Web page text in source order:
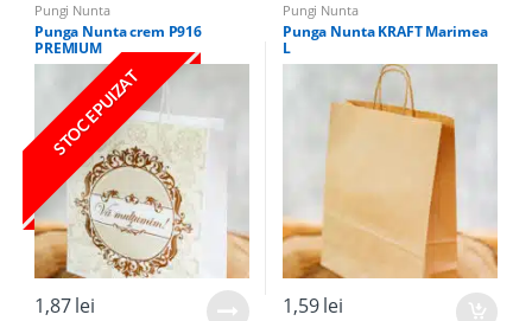
Pungi Nunta
Punga Nunta crem P916
PREMIUM
STOC EPUIZAT
1,87lei
Pungi Nunta
Punga Nunta KRAFT Marimea
L
1,59lei